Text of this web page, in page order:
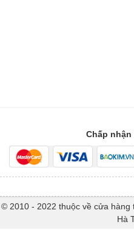
Chấp
© 2010 - 2022 thuộc về cửa hàng
Hà